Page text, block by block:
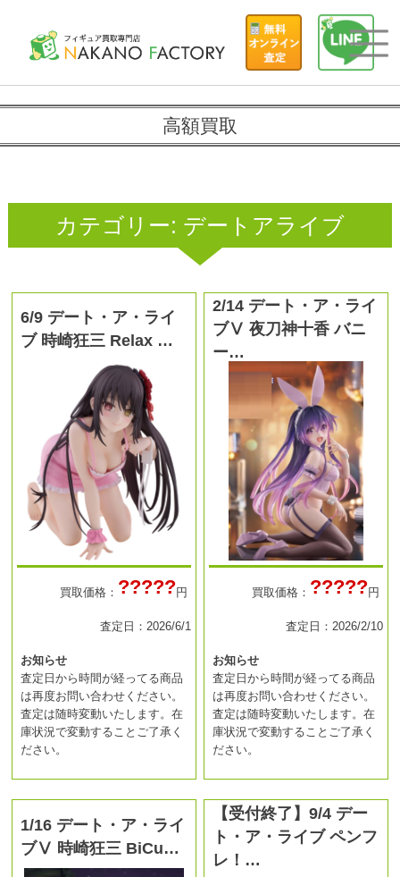
高額買取
カテゴリー: デートアライブ
6/9 デート・ア・ライ
ブ 時崎狂三 Relax …
買取価格： ?????円
査定日：2026/6/1
お知らせ
査定日から時間が経ってる商品
は再度お問い合わせください。
査定は随時変動いたします。在
庫状況で変動することご了承く
ださい。
2/14 デート・ア・ライ
ブⅤ 夜刀神十香 バニ
ー…
買取価格： ?????円
査定日：2026/2/10
お知らせ
査定日から時間が経ってる商品
は再度お問い合わせください。
査定は随時変動いたします。在
庫状況で変動することご了承く
ださい。
1/16 デート・ア・ライ
ブⅤ 時崎狂三 BiCu…
【受付終了】9/4 デー
ト・ア・ライブ ペンフ
レ！…